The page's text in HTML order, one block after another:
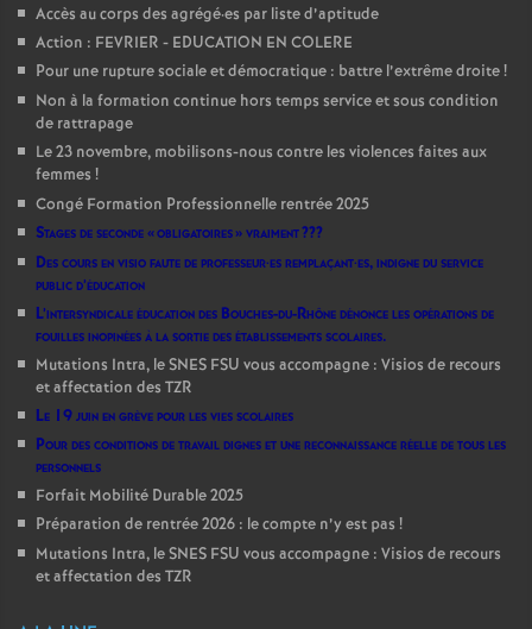
Accès au corps des agrégé·es par liste d’aptitude
Action : FEVRIER - EDUCATION EN COLERE
Pour une rupture sociale et démocratique : battre l’extrême droite!
Non à la formation continue hors temps service et sous condition
de rattrapage
Le 23 novembre, mobilisons-nous contre les violences faites aux
femmes !
Congé Formation Professionnelle rentrée 2025
Stages de seconde «obligatoires» vraiment???
Des cours en visio faute de professeur·es remplaçant·es, indigne du service
public d’éducation
L’intersyndicale éducation des Bouches-du-Rhône dénonce les opérations de
fouilles inopinées à la sortie des établissements scolaires.
Mutations Intra, le SNES FSU vous accompagne : Visios de recours
et affectation des TZR
Le 19 juin en grève pour les vies scolaires
Pour des conditions de travail dignes et une reconnaissance réelle de tous les
personnels
Forfait Mobilité Durable 2025
Préparation de rentrée 2026 : le compte n’y est pas !
Mutations Intra, le SNES FSU vous accompagne : Visios de recours
et affectation des TZR